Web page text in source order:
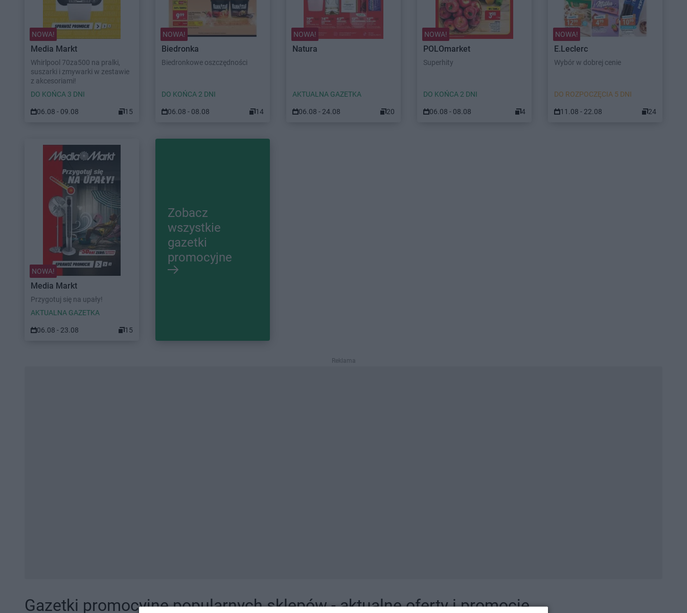
NOWA!
Media Markt
Whirlpool 70za500 na pralki,
suszarki i zmywarki w zestawie
z akcesoriami!
DO KOŃCA 3 DNI
06.08 - 09.08 15
NOWA!
Biedronka
Biedronkowe oszczędności
DO KOŃCA 2 DNI
06.08 - 08.08 14
NOWA!
Natura
AKTUALNA GAZETKA
06.08 - 24.08 20
NOWA!
POLOmarket
Superhity
DO KOŃCA 2 DNI
06.08 - 08.08 4
NOWA!
E.Leclerc
Wybór w dobrej cenie
DO ROZPOCZĘCIA 5 DNI
11.08 - 22.08 24
NOWA!
Media Markt
Przygotuj się na upały!
AKTUALNA GAZETKA
06.08 - 23.08 15
Zobacz
wszystkie
gazetki
promocyjne
Reklama
Gazetki promocyjne popularnych sklepów - aktualne oferty i promocje